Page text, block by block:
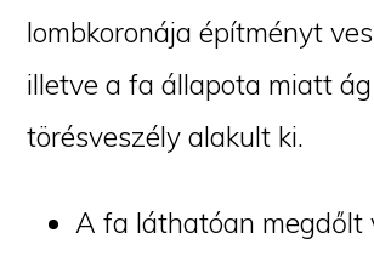
lombkoronája építményt
illetve a fa állapota miatt
törésveszély alakult ki.
A fa láthatóan megdőlt